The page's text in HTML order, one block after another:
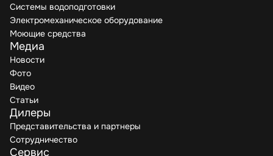
Системы водоподготовки
Электромеханическое оборудование
Моющие средства
Медиа
Новости
Фото
Видео
Статьи
Дилеры
Представительства и партнеры
Сотрудничество
Сервис